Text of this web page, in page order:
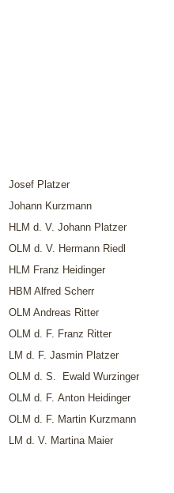
Josef Platzer
Johann Kurzmann
HLM d. V. Johann Platzer
OLM d. V. Hermann Riedl
HLM Franz Heidinger
HBM Alfred Scherr
OLM Andreas Ritter
OLM d. F. Franz Ritter
LM d. F. Jasmin Platzer
OLM d. S. Ewald Wurzinger
OLM d. F. Anton Heidinger
OLM d. F. Martin Kurzmann
LM d. V. Martina Maier